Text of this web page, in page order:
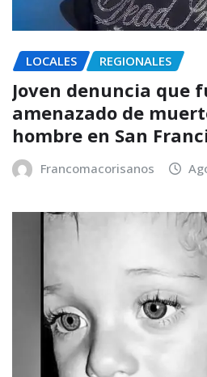
LOCALES REGIONALES
Joven denuncia que
amenazado de
hombre en San
Francomacorisanos